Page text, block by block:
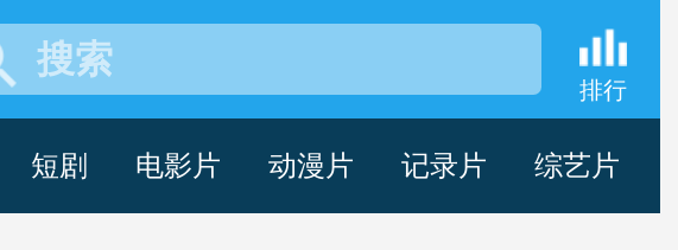
-pa百家乐
搜索
排行
短剧 电影片 动漫片 记录片 综艺片